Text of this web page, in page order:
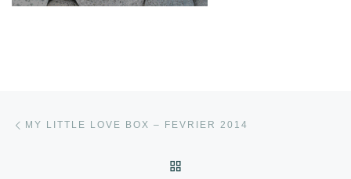
MY LITTLE LOVE BOX – FEVRIER 2014